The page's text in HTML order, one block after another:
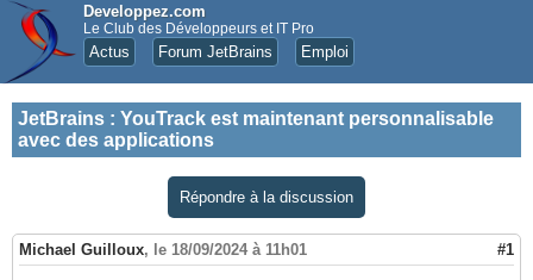
Developpez.com
Le Club des Développeurs et IT Pro
Actus Forum JetBrains Emploi
JetBrains : YouTrack est maintenant personnalisable
avec des applications
Répondre à la discussion
Michael Guilloux, le 18/09/2024 à 11h01 #1